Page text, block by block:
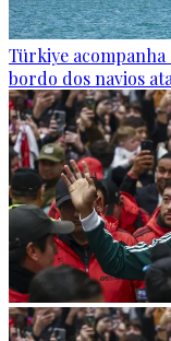
Türkiye acompanha
bordo dos navios